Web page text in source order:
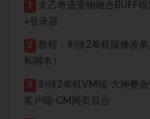
1
太乙奇迹宠物融合BUFF
+登录器
2
教程：剑侠2单机版修改
和脚本）
3
剑侠2单机VM端-大神整
客户端-GM网页后台